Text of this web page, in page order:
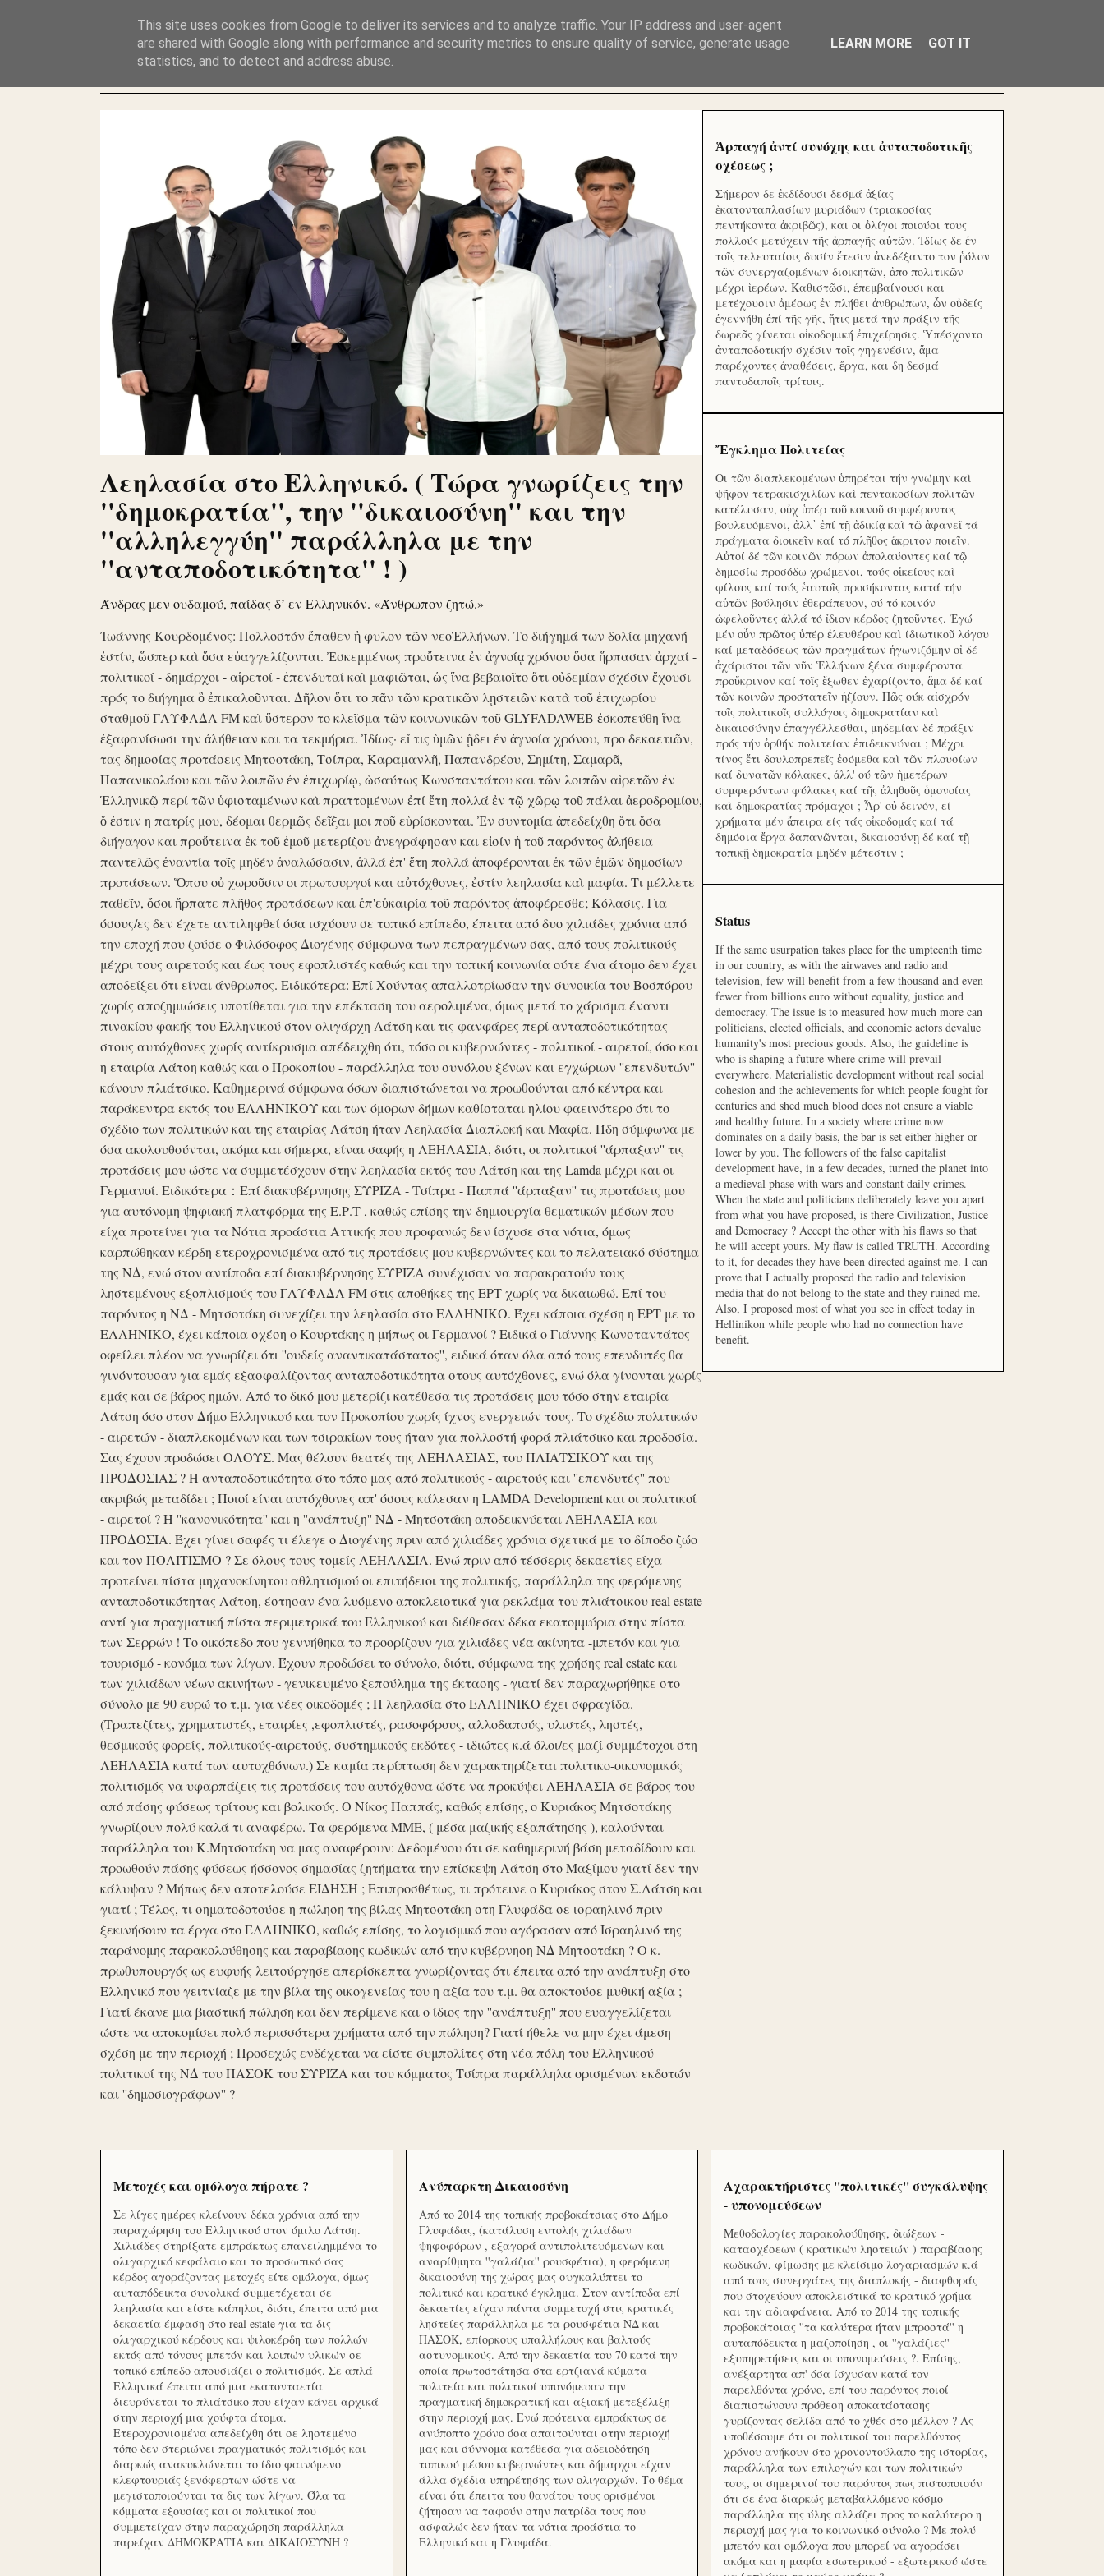
ΛΕΗΛΑΣΙΑ ΚΑΙ ΕΓΚΛΗΜΑ ?
Λεηλασία στο Ελληνικό. ( Τώρα γνωρίζεις την
''δημοκρατία'', την ''δικαιοσύνη'' και την
''αλληλεγγύη'' παράλληλα με την
''ανταποδοτικότητα'' ! )
Άνδρας μεν ουδαμού, παίδας δ’ εν Ελληνικόν. «Άνθρωπον ζητώ.»
Ἰωάννης Κουρδομένος: Πολλοστόν ἔπαθεν ἡ φυλον τῶν νεοἙλλήνων. Το διήγημά των δολία μηχανή
ἐστίν, ὥσπερ καὶ ὅσα εὐαγγελίζονται. Ἐσκεμμένως προὔτεινα ἐν ἀγνοίᾳ χρόνου ὅσα ἥρπασαν ἀρχαί -
πολιτικοί - δημάρχοι - αἱρετοί - ἐπενδυταί καὶ μαφιῶται, ὡς ἵνα βεβαιοῖτο ὅτι οὐδεμίαν σχέσιν ἔχουσι
πρός το διήγημα ὃ ἐπικαλοῦνται. Δῆλον ὅτι το πᾶν τῶν κρατικῶν λῃστειῶν κατὰ τοῦ ἐπιχωρίου
σταθμοῦ ΓΛΥΦΑΔΑ FM καὶ ὕστερον το κλεῖσμα τῶν κοινωνικῶν τοῦ GLYFADAWEB ἐσκοπεύθη ἵνα
ἐξαφανίσωσι την ἀλήθειαν και τα τεκμήρια. Ἰδίως· εἴ τις ὑμῶν ᾔδει ἐν ἀγνοία χρόνου, προ δεκαετιῶν,
τας δημοσίας προτάσεις Μητσοτάκη, Τσίπρα, Καραμανλῆ, Παπανδρέου, Σημίτη, Σαμαρᾶ,
Παπανικολάου και τῶν λοιπῶν ἐν ἐπιχωρίῳ, ὡσαύτως Κωνσταντάτου και τῶν λοιπῶν αἱρετῶν ἐν
Ἑλληνικῷ περί τῶν ὑφισταμένων καὶ πραττομένων ἐπί ἔτη πολλά ἐν τῷ χῶρῳ τοῦ πάλαι ἀεροδρομίου,
ὅ ἐστιν η πατρίς μου, δέομαι θερμῶς δεῖξαι μοι ποῦ εὑρίσκονται. Ἐν συντομία ἀπεδείχθη ὅτι ὅσα
διήγαγον και προὔτεινα ἐκ τοῦ ἐμοῦ μετερίζου ἀνεγράφησαν και εἰσίν ἡ τοῦ παρόντος ἀλήθεια
παντελῶς ἐναντία τοῖς μηδέν ἀναλώσασιν, ἀλλά ἐπ' ἔτη πολλά ἀποφέρονται ἐκ τῶν ἐμῶν δημοσίων
προτάσεων. Ὅπου οὐ χωροῦσιν οι πρωτουργοί και αὐτόχθονες, ἐστίν λεηλασία καὶ μαφία. Τι μέλλετε
παθεῖν, ὅσοι ἥρπατε πλῆθος προτάσεων και ἐπ'εὐκαιρία τοῦ παρόντος ἀποφέρεσθε; Κόλασις. Για
όσους/ες δεν έχετε αντιληφθεί όσα ισχύουν σε τοπικό επίπεδο, έπειτα από δυο χιλιάδες χρόνια από
την εποχή που ζούσε ο Φιλόσοφος Διογένης σύμφωνα των πεπραγμένων σας, από τους πολιτικούς
μέχρι τους αιρετούς και έως τους εφοπλιστές καθώς και την τοπική κοινωνία ούτε ένα άτομο δεν έχει
αποδείξει ότι είναι άνθρωπος. Ειδικότερα: Επί Χούντας απαλλοτρίωσαν την συνοικία του Βοσπόρου
χωρίς αποζημιώσεις υποτίθεται για την επέκταση του αερολιμένα, όμως μετά το χάρισμα έναντι
πινακίου φακής του Ελληνικού στον ολιγάρχη Λάτση και τις φανφάρες περί ανταποδοτικότητας
στους αυτόχθονες χωρίς αντίκρυσμα απέδειχθη ότι, τόσο οι κυβερνώντες - πολιτικοί - αιρετοί, όσο και
η εταιρία Λάτση καθώς και ο Προκοπίου - παράλληλα του συνόλου ξένων και εγχώριων ''επενδυτών''
κάνουν πλιάτσικο. Καθημερινά σύμφωνα όσων διαπιστώνεται να προωθούνται από κέντρα και
παράκεντρα εκτός του ΕΛΛΗΝΙΚΟΥ και των όμορων δήμων καθίσταται ηλίου φαεινότερο ότι το
σχέδιο των πολιτικών και της εταιρίας Λάτση ήταν Λεηλασία Διαπλοκή και Μαφία. Ήδη σύμφωνα με
όσα ακολουθούνται, ακόμα και σήμερα, είναι σαφής η ΛΕΗΛΑΣΙΑ, διότι, οι πολιτικοί ''άρπαξαν'' τις
προτάσεις μου ώστε να συμμετέσχουν στην λεηλασία εκτός του Λάτση και της Lamda μέχρι και οι
Γερμανοί. Ειδικότερα：Επί διακυβέρνησης ΣΥΡΙΖΑ - Τσίπρα - Παππά ''άρπαξαν'' τις προτάσεις μου
για αυτόνομη ψηφιακή πλατφόρμα της Ε.Ρ.Τ , καθώς επίσης την δημιουργία θεματικών μέσων που
είχα προτείνει για τα Νότια προάστια Αττικής που προφανώς δεν ίσχυσε στα νότια, όμως
καρπώθηκαν κέρδη ετεροχρονισμένα από τις προτάσεις μου κυβερνώντες και το πελατειακό σύστημα
της ΝΔ, ενώ στον αντίποδα επί διακυβέρνησης ΣΥΡΙΖΑ συνέχισαν να παρακρατούν τους
ληστεμένους εξοπλισμούς του ΓΛΥΦΑΔΑ FM στις αποθήκες της ΕΡΤ χωρίς να δικαιωθώ. Επί του
παρόντος η ΝΔ - Μητσοτάκη συνεχίζει την λεηλασία στο ΕΛΛΗΝΙΚΟ. Έχει κάποια σχέση η ΕΡΤ με το
ΕΛΛΗΝΙΚΟ, έχει κάποια σχέση ο Κουρτάκης η μήπως οι Γερμανοί ? Ειδικά ο Γιάννης Κωνσταντάτος
οφείλει πλέον να γνωρίζει ότι ''ουδείς αναντικατάστατος'', ειδικά όταν όλα από τους επενδυτές θα
γινόντουσαν για εμάς εξασφαλίζοντας ανταποδοτικότητα στους αυτόχθονες, ενώ όλα γίνονται χωρίς
εμάς και σε βάρος ημών. Από το δικό μου μετερίζι κατέθεσα τις προτάσεις μου τόσο στην εταιρία
Λάτση όσο στον Δήμο Ελληνικού και τον Προκοπίου χωρίς ίχνος ενεργειών τους. Το σχέδιο πολιτικών
- αιρετών - διαπλεκομένων και των τσιρακίων τους ήταν για πολλοστή φορά πλιάτσικο και προδοσία.
Σας έχουν προδώσει ΟΛΟΥΣ. Μας θέλουν θεατές της ΛΕΗΛΑΣΙΑΣ, του ΠΛΙΑΤΣΙΚΟΥ και της
ΠΡΟΔΟΣΙΑΣ ? Η ανταποδοτικότητα στο τόπο μας από πολιτικούς - αιρετούς και ''επενδυτές'' που
ακριβώς μεταδίδει ; Ποιοί είναι αυτόχθονες απ' όσους κάλεσαν η LAMDA Development και οι πολιτικοί
- αιρετοί ? Η ''κανονικότητα'' και η ''ανάπτυξη'' ΝΔ - Μητσοτάκη αποδεικνύεται ΛΕΗΛΑΣΙΑ και
ΠΡΟΔΟΣΙΑ. Έχει γίνει σαφές τι έλεγε ο Διογένης πριν από χιλιάδες χρόνια σχετικά με το δίποδο ζώο
και τον ΠΟΛΙΤΙΣΜΟ ? Σε όλους τους τομείς ΛΕΗΛΑΣΙΑ. Ενώ πριν από τέσσερις δεκαετίες είχα
προτείνει πίστα μηχανοκίνητου αθλητισμού οι επιτήδειοι της πολιτικής, παράλληλα της φερόμενης
ανταποδοτικότητας Λάτση, έστησαν ένα λυόμενο αποκλειστικά για ρεκλάμα του πλιάτσικου real estate
αντί για πραγματική πίστα περιμετρικά του Ελληνικού και διέθεσαν δέκα εκατομμύρια στην πίστα
των Σερρών ! Το οικόπεδο που γεννήθηκα το προορίζουν για χιλιάδες νέα ακίνητα -μπετόν και για
τουρισμό - κονόμα των λίγων. Έχουν προδώσει το σύνολο, διότι, σύμφωνα της χρήσης real estate και
των χιλιάδων νέων ακινήτων - γενικευμένο ξεπούλημα της έκτασης - γιατί δεν παραχωρήθηκε στο
σύνολο με 90 ευρώ το τ.μ. για νέες οικοδομές ; Η λεηλασία στο ΕΛΛΗΝΙΚΟ έχει σφραγίδα.
(Τραπεζίτες, χρηματιστές, εταιρίες ,εφοπλιστές, ρασοφόρους, αλλοδαπούς, υλιστές, ληστές,
θεσμικούς φορείς, πολιτικούς-αιρετούς, συστημικούς εκδότες - ιδιώτες κ.ά όλοι/ες μαζί συμμέτοχοι στη
ΛΕΗΛΑΣΙΑ κατά των αυτοχθόνων.) Σε καμία περίπτωση δεν χαρακτηρίζεται πολιτικο-οικονομικός
πολιτισμός να υφαρπάζεις τις προτάσεις του αυτόχθονα ώστε να προκύψει ΛΕΗΛΑΣΙΑ σε βάρος του
από πάσης φύσεως τρίτους και βολικούς. Ο Νίκος Παππάς, καθώς επίσης, ο Κυριάκος Μητσοτάκης
γνωρίζουν πολύ καλά τι αναφέρω. Τα φερόμενα ΜΜΕ, ( μέσα μαζικής εξαπάτησης ), καλούνται
παράλληλα του Κ.Μητσοτάκη να μας αναφέρουν: Δεδομένου ότι σε καθημερινή βάση μεταδίδουν και
προωθούν πάσης φύσεως ήσσονος σημασίας ζητήματα την επίσκεψη Λάτση στο Μαξίμου γιατί δεν την
κάλυψαν ? Μήπως δεν αποτελούσε ΕΙΔΗΣΗ ; Επιπροσθέτως, τι πρότεινε ο Κυριάκος στον Σ.Λάτση και
γιατί ; Τέλος, τι σηματοδοτούσε η πώληση της βίλας Μητσοτάκη στη Γλυφάδα σε ισραηλινό πριν
ξεκινήσουν τα έργα στο ΕΛΛΗΝΙΚΟ, καθώς επίσης, το λογισμικό που αγόρασαν από Ισραηλινό της
παράνομης παρακολούθησης και παραβίασης κωδικών από την κυβέρνηση ΝΔ Μητσοτάκη ? Ο κ.
πρωθυπουργός ως ευφυής λειτούργησε απερίσκεπτα γνωρίζοντας ότι έπειτα από την ανάπτυξη στο
Ελληνικό που γειτνίαζε με την βίλα της οικογενείας του η αξία του τ.μ. θα αποκτούσε μυθική αξία ;
Γιατί έκανε μια βιαστική πώληση και δεν περίμενε και ο ίδιος την ''ανάπτυξη'' που ευαγγελίζεται
ώστε να αποκομίσει πολύ περισσότερα χρήματα από την πώληση? Γιατί ήθελε να μην έχει άμεση
σχέση με την περιοχή ; Προσεχώς ενδέχεται να είστε συμπολίτες στη νέα πόλη του Ελληνικού
πολιτικοί της ΝΔ του ΠΑΣΟΚ του ΣΥΡΙΖΑ και του κόμματος Τσίπρα παράλληλα ορισμένων εκδοτών
και ''δημοσιογράφων'' ?
Ἁρπαγή ἀντί συνόχης και ἀνταποδοτικῆς
σχέσεως ;
Σήμερον δε ἐκδίδουσι δεσμά ἀξίας
ἑκατονταπλασίων μυριάδων (τριακοσίας
πεντήκοντα ἀκριβῶς), και οι ὀλίγοι ποιούσι τους
πολλούς μετύχειν τῆς ἁρπαγῆς αὐτῶν. Ἰδίως δε ἐν
τοῖς τελευταίοις δυσίν ἔτεσιν ἀνεδέξαντο τον ῥόλον
τῶν συνεργαζομένων διοικητῶν, ἀπο πολιτικῶν
μέχρι ἱερέων. Καθιστῶσι, ἐπεμβαίνουσι και
μετέχουσιν ἀμέσως ἐν πλήθει ἀνθρώπων, ὧν οὐδείς
ἐγεννήθη ἐπί τῆς γῆς, ἥτις μετά την πράξιν τῆς
δωρεᾶς γίνεται οἰκοδομική ἐπιχείρησις. Ὑπέσχοντο
ἀνταποδοτικήν σχέσιν τοῖς γηγενέσιν, ἅμα
παρέχοντες ἀναθέσεις, ἔργα, και δη δεσμά
παντοδαποῖς τρίτοις.
Ἔγκλημα Πολιτείας
Οι τῶν διαπλεκομένων ὑπηρέται τήν γνώμην καὶ
ψῆφον τετρακισχιλίων καὶ πεντακοσίων πολιτῶν
κατέλυσαν, οὐχ ὑπέρ τοῦ κοινοῦ συμφέροντος
βουλευόμενοι, ἀλλ᾽ ἐπί τῇ ἀδικίᾳ καὶ τῷ ἀφανεῖ τά
πράγματα διοικεῖν καί τό πλῆθος ἄκριτον ποιεῖν.
Αὐτοί δέ τῶν κοινῶν πόρων ἀπολαύοντες καί τῷ
δημοσίω προσόδω χρώμενοι, τούς οἰκείους καὶ
φίλους καί τούς ἑαυτοῖς προσήκοντας κατά τήν
αὑτῶν βούλησιν ἐθεράπευον, ού τό κοινόν
ὠφελοῦντες ἀλλά τό ἴδιον κέρδος ζητοῦντες. Ἐγώ
μέν οὖν πρῶτος ὑπέρ ἐλευθέρου καὶ ίδιωτικοῦ λόγου
καί μεταδόσεως τῶν πραγμάτων ἠγωνιζόμην οἱ δέ
ἀχάριστοι τῶν νῦν Ἑλλήνων ξένα συμφέροντα
προὔκρινον καί τοῖς ἔξωθεν ἐχαρίζοντο, ἅμα δέ καί
τῶν κοινῶν προστατεῖν ἠξίουν. Πῶς ούκ αἰσχρόν
τοῖς πολιτικοῖς συλλόγοις δημοκρατίαν καὶ
δικαιοσύνην ἐπαγγέλλεσθαι, μηδεμίαν δέ πράξιν
πρός τήν ὀρθήν πολιτείαν ἐπιδεικνύναι ; Μέχρι
τίνος ἔτι δουλοπρεπεῖς ἐσόμεθα καὶ τῶν πλουσίων
καί δυνατῶν κόλακες, ἀλλ' ού τῶν ἡμετέρων
συμφερόντων φύλακες καί τῆς ἀληθοῦς ὁμονοίας
καὶ δημοκρατίας πρόμαχοι ; Ἆρ' οὐ δεινόν, εί
χρήματα μέν ἄπειρα είς τάς οἰκοδομάς καί τά
δημόσια ἔργα δαπανῶνται, δικαιοσύνῃ δέ καί τῇ
τοπικῇ δημοκρατία μηδέν μέτεστιν ;
Status
If the same usurpation takes place for the umpteenth time
in our country, as with the airwaves and radio and
television, few will benefit from a few thousand and even
fewer from billions euro without equality, justice and
democracy. The issue is to measured how much more can
politicians, elected officials, and economic actors devalue
humanity's most precious goods. Also, the guideline is
who is shaping a future where crime will prevail
everywhere. Materialistic development without real social
cohesion and the achievements for which people fought for
centuries and shed much blood does not ensure a viable
and healthy future. In a society where crime now
dominates on a daily basis, the bar is set either higher or
lower by you. The followers of the false capitalist
development have, in a few decades, turned the planet into
a medieval phase with wars and constant daily crimes.
When the state and politicians deliberately leave you apart
from what you have proposed, is there Civilization, Justice
and Democracy ? Accept the other with his flaws so that
he will accept yours. My flaw is called TRUTH. According
to it, for decades they have been directed against me. I can
prove that I actually proposed the radio and television
media that do not belong to the state and they ruined me.
Also, I proposed most of what you see in effect today in
Hellinikon while people who had no connection have
benefit.
Μετοχές και ομόλογα πήρατε ?
Σε λίγες ημέρες κλείνουν δέκα χρόνια από την
παραχώρηση του Ελληνικού στον όμιλο Λάτση.
Χιλιάδες στηρίξατε εμπράκτως επανειλημμένα το
ολιγαρχικό κεφάλαιο και το προσωπικό σας
κέρδος αγοράζοντας μετοχές είτε ομόλογα, όμως
αυταπόδεικτα συνολικά συμμετέχεται σε
λεηλασία και είστε κάπηλοι, διότι, έπειτα από μια
δεκαετία έμφαση στο real estate για τα δις
ολιγαρχικού κέρδους και ψιλοκέρδη των πολλών
εκτός από τόνους μπετόν και λοιπών υλικών σε
τοπικό επίπεδο απουσιάζει ο πολιτισμός. Σε απλά
Ελληνικά έπειτα από μια εκατονταετία
διευρύνεται το πλιάτσικο που είχαν κάνει αρχικά
στην περιοχή μια χούφτα άτομα.
Ετεροχρονισμένα απεδείχθη ότι σε ληστεμένο
τόπο δεν στεριώνει πραγματικός πολιτισμός και
διαρκώς ανακυκλώνεται το ίδιο φαινόμενο
κλεφτουριάς ξενόφερτων ώστε να
μεγιστοποιούνται τα δις των λίγων. Όλα τα
κόμματα εξουσίας και οι πολιτικοί που
συμμετείχαν στην παραχώρηση παράλληλα
παρείχαν ΔΗΜΟΚΡΑΤΙΑ και ΔΙΚΑΙΟΣΥΝΗ ?
Ανύπαρκτη Δικαιοσύνη
Από το 2014 της τοπικής προβοκάτσιας στο Δήμο
Γλυφάδας, (κατάλυση εντολής χιλιάδων
ψηφοφόρων , εξαγορά αντιπολιτευόμενων και
αναρίθμητα ''γαλάζια'' ρουσφέτια), η φερόμενη
δικαιοσύνη της χώρας μας συγκαλύπτει το
πολιτικό και κρατικό έγκλημα. Στον αντίποδα επί
δεκαετίες είχαν πάντα συμμετοχή στις κρατικές
ληστείες παράλληλα με τα ρουσφέτια ΝΔ και
ΠΑΣΟΚ, επίορκους υπαλλήλους και βαλτούς
αστυνομικούς. Από την δεκαετία του 70 κατά την
οποία πρωτοστάτησα στα ερτζιανά κύματα
πολιτεία και πολιτικοί υπονόμευαν την
πραγματική δημοκρατική και αξιακή μετεξέλιξη
στην περιοχή μας. Ενώ πρότεινα εμπράκτως σε
ανύποπτο χρόνο όσα απαιτούνται στην περιοχή
μας και σύννομα κατέθεσα για αδειοδότηση
τοπικού μέσου κυβερνώντες και δήμαρχοι είχαν
άλλα σχέδια υπηρέτησης των ολιγαρχών. Το θέμα
είναι ότι έπειτα του θανάτου τους ορισμένοι
ζήτησαν να ταφούν στην πατρίδα τους που
ασφαλώς δεν ήταν τα νότια προάστια το
Ελληνικό και η Γλυφάδα.
Αχαρακτήριστες ''πολιτικές'' συγκάλυψης
- υπονομεύσεων
Μεθοδολογίες παρακολούθησης, διώξεων -
κατασχέσεων ( κρατικών ληστειών ) παραβίασης
κωδικών, φίμωσης με κλείσιμο λογαριασμών κ.ά
από τους συνεργάτες της διαπλοκής - διαφθοράς
που στοχεύουν αποκλειστικά το κρατικό χρήμα
και την αδιαφάνεια. Από το 2014 της τοπικής
προβοκάτσιας ''τα καλύτερα ήταν μπροστά'' η
αυταπόδεικτα η μαζοποίηση , οι ''γαλάζιες''
εξυπηρετήσεις και οι υπονομεύσεις ?. Επίσης,
ανέξαρτητα απ' όσα ίσχυσαν κατά τον
παρελθόντα χρόνο, επί του παρόντος ποιοί
διαπιστώνουν πρόθεση αποκατάστασης
γυρίζοντας σελίδα από το χθές στο μέλλον ? Ας
υποθέσουμε ότι οι πολιτικοί του παρελθόντος
χρόνου ανήκουν στο χρονοντούλαπο της ιστορίας,
παράλληλα των επιλογών και των πολιτικών
τους, οι σημερινοί του παρόντος πως πιστοποιούν
ότι σε ένα διαρκώς μεταβαλλόμενο κόσμο
παράλληλα της ύλης αλλάζει προς το καλύτερο η
περιοχή μας για το κοινωνικό σύνολο ? Με πολύ
μπετόν και ομόλογα που μπορεί να αγοράσει
ακόμα και η μαφία εσωτερικού - εξωτερικού ώστε
This site uses cookies from Google to deliver its services and to analyze traffic. Your IP address and user-agent
are shared with Google along with performance and security metrics to ensure quality of service, generate usage
statistics, and to detect and address abuse.
LEARN MORE GOT IT